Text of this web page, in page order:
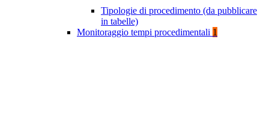
Tipologie di procedimento (da pubblicare
in tabelle)
Monitoraggio tempi procedimentali 1